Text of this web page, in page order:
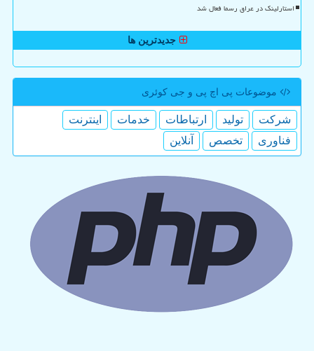
استارلینک در عراق رسما فعال شد
جدیدترین ها
موضوعات پی اچ پی و جی كوئری
شركت تولید ارتباطات خدمات
اینترنت
فناوری
تخصص آنلاین